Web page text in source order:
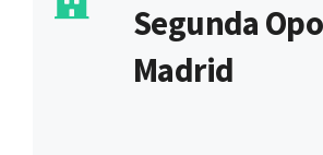
Segunda
Madrid